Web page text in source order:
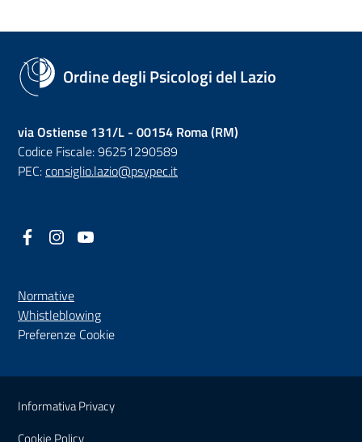
Ordine degli Psicologi del Lazio
via Ostiense 131/L - 00154 Roma (RM)
Codice Fiscale: 96251290589
PEC:consiglio.lazio@psypec.it
Facebook
(nuova scheda - new tab)
Instagram
(nuova scheda - new tab)
Normative
Whistleblowing(nuova scheda - new tab)
Preferenze Cookie
Sezione Link Utili
Informativa Privacy
Cookie Policy